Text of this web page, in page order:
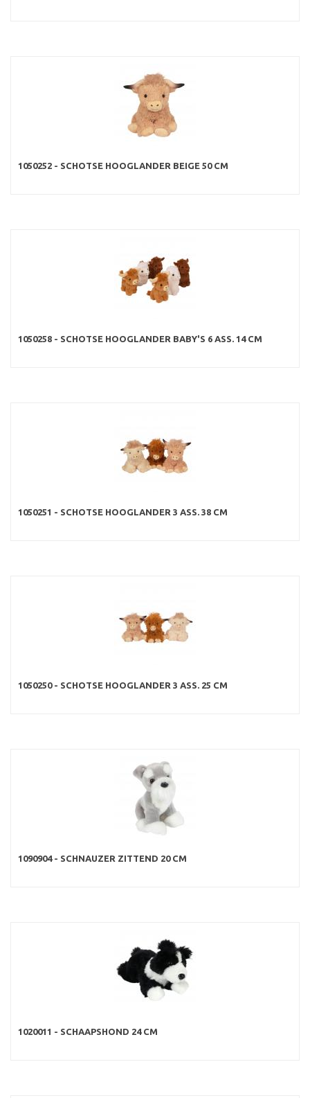
1050252 - SCHOTSE HOOGLANDER BEIGE 50 CM
1050258 - SCHOTSE HOOGLANDER BABY'S 6 ASS. 14 CM
1050251 - SCHOTSE HOOGLANDER 3 ASS. 38 CM
1050250 - SCHOTSE HOOGLANDER 3 ASS. 25 CM
1090904 - SCHNAUZER ZITTEND 20 CM
1020011 - SCHAAPSHOND 24 CM